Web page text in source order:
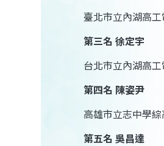
臺北市立內湖高
第三名 徐定宇
台北市立內湖高
第四名 陳姿尹
高雄市立志中學
第五名 吳昌達